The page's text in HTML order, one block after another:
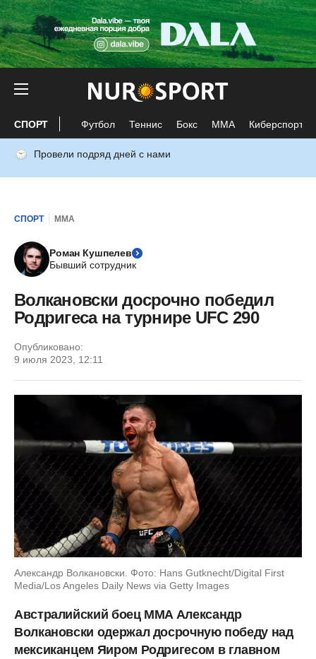
СПОРТ Футбол Теннис Бокс ММА Киберспорт
Провели подряд дней с нами
СПОРТ ММА
Роман Кушпелев
Бывший сотрудник
Волкановски досрочно победил
Родригеса на турнире UFC 290
Опубликовано:
9 июля 2023, 12:11
Александр Волкановски. Фото: Hans Gutknecht/Digital First
Media/Los Angeles Daily News via Getty Images
Австралийский боец MMA Александр
Волкановски одержал досрочную победу над
мексиканцем Яиром Родригесом в главном